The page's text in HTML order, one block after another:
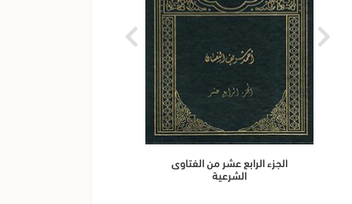
الجزء الرابع عشر من الفتاوى
الشرعية